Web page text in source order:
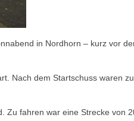
in Nordhorn – kurz vor
Nach dem Startschuss waren
fahren war eine Strecke